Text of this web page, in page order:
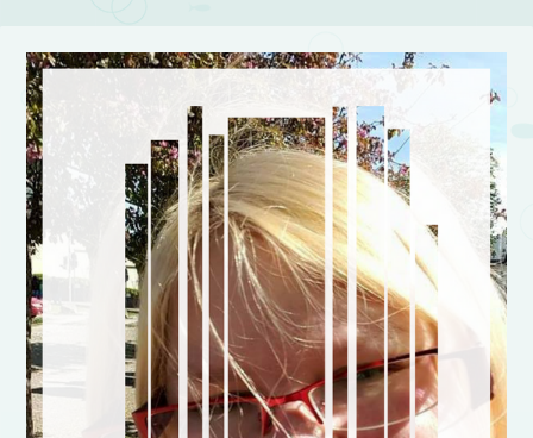
Post navigation